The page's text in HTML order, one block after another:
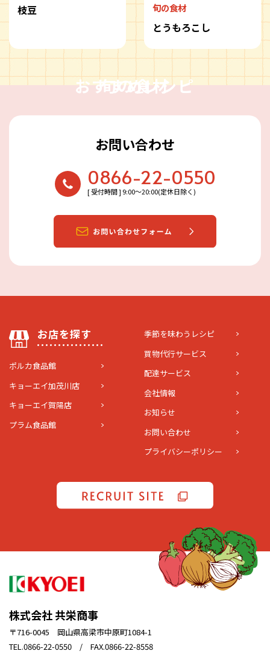
枝豆 旬の食材
とうもろこし
おすすめレシピ
旬の食材
お問い合わせ
0866-22-0550
[ 受付時間 ] 9:00〜20:00(定休日除く)
お店を探す
ポルカ食品館
キョーエイ加茂川店
キョーエイ賀陽店
プラム食品館
季節を味わうレシピ
買物代行サービス
配達サービス
会社情報
お知らせ
お問い合わせ
プライバシーポリシー
株式会社 共栄商事
〒716-0045 岡山県高梁市中原町1084-1
TEL.0866-22-0550 / FAX.0866-22-8558